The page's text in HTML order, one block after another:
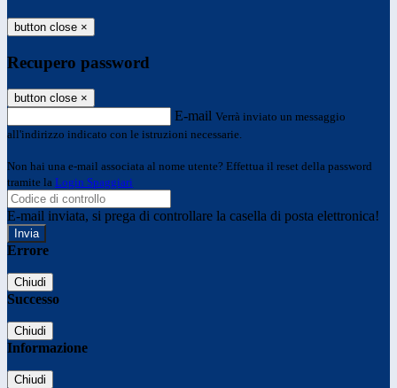
button close ×
Recupero password
button close ×
E-mail Verrà inviato un messaggio
all'indirizzo indicato con le istruzioni necessarie.
Non hai una e-mail associata al nome utente? Effettua il reset della password
tramite la Login Spaggiari
E-mail inviata, si prega di controllare la casella di posta elettronica!
Errore
Chiudi
Successo
Chiudi
Informazione
Chiudi